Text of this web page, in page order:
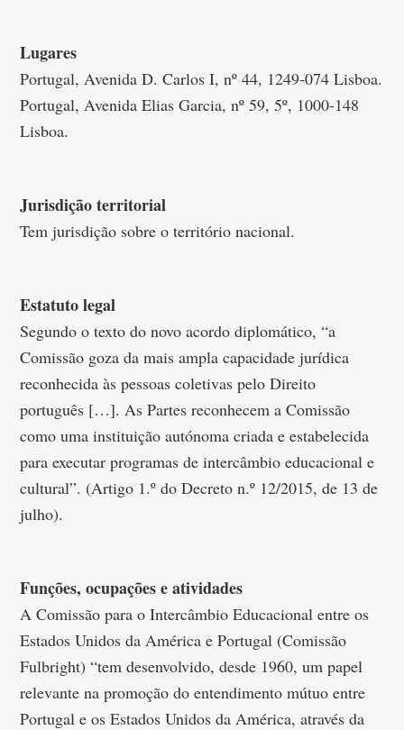
Lugares
Portugal, Avenida D. Carlos I, nº 44, 1249-074 Lisboa.
Portugal, Avenida Elias Garcia, nº 59, 5º, 1000-148
Lisboa.
Jurisdição territorial
Tem jurisdição sobre o território nacional.
Estatuto legal
Segundo o texto do novo acordo diplomático, “a
Comissão goza da mais ampla capacidade jurídica
reconhecida às pessoas coletivas pelo Direito
português […]. As Partes reconhecem a Comissão
como uma instituição autónoma criada e estabelecida
para executar programas de intercâmbio educacional e
cultural”. (Artigo 1.º do Decreto n.º 12/2015, de 13 de
julho).
Funções, ocupações e atividades
A Comissão para o Intercâmbio Educacional entre os
Estados Unidos da América e Portugal (Comissão
Fulbright) “tem desenvolvido, desde 1960, um papel
relevante na promoção do entendimento mútuo entre
Portugal e os Estados Unidos da América, através da